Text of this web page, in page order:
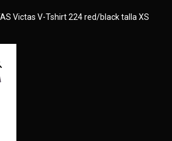
Victas V-Tshirt 224 red/black talla XS